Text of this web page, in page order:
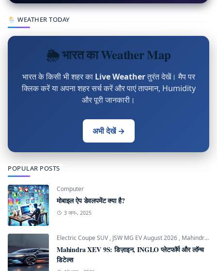
🌦 WEATHER TODAY
🌦 भारत का Weather Map
भारत के किसी भी शहर का Live Weatherतुरंत देखें। मैप पर
क्लिक करें या अपना शहर सर्च करें और पाएं तापमान, Humidity
और पूरी जानकारी।
अभी देखें →
POPULAR POSTS
Computer
मोबाइल ऐप डेवलपमेंट क्या है?
3 जन॰, 2025
Electric Coupe SUV , JSW MG EV August 2026 , Mahindra INGLO Platform
Mahindra XEV 9S: डिज़ाइन, INGLO प्लेटफॉर्म और लॉन्च
डिटेल्स